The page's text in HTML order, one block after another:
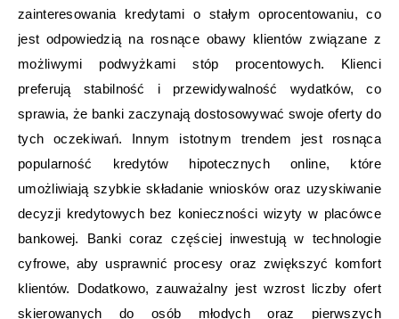
zainteresowania kredytami o stałym oprocentowaniu, co
jest odpowiedzią na rosnące obawy klientów związane z
możliwymi podwyżkami stóp procentowych. Klienci
preferują stabilność i przewidywalność wydatków, co
sprawia, że banki zaczynają dostosowywać swoje oferty do
tych oczekiwań. Innym istotnym trendem jest rosnąca
popularność kredytów hipotecznych online, które
umożliwiają szybkie składanie wniosków oraz uzyskiwanie
decyzji kredytowych bez konieczności wizyty w placówce
bankowej. Banki coraz częściej inwestują w technologie
cyfrowe, aby usprawnić procesy oraz zwiększyć komfort
klientów. Dodatkowo, zauważalny jest wzrost liczby ofert
skierowanych do osób młodych oraz pierwszych